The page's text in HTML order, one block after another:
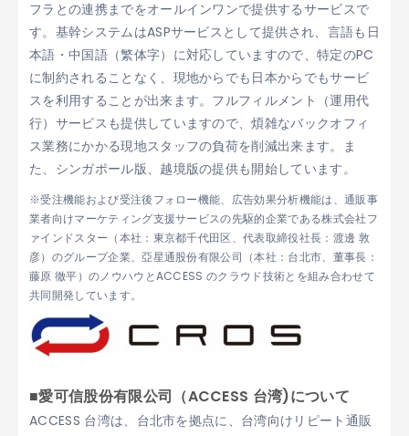
フラとの連携までをオールインワンで提供するサービスで
す。基幹システムはASPサービスとして提供され、言語も日
本語・中国語（繁体字）に対応していますので、特定のPC
に制約されることなく、現地からでも日本からでもサービ
スを利用することが出来ます。フルフィルメント（運用代
行）サービスも提供していますので、煩雑なバックオフィ
ス業務にかかる現地スタッフの負荷を削減出来ます。ま
た、シンガポール版、越境版の提供も開始しています。
※受注機能および受注後フォロー機能、広告効果分析機能は、通販事
業者向けマーケティング支援サービスの先駆的企業である株式会社フ
ァインドスター（本社：東京都千代田区、代表取締役社長：渡邊 敦
彦）のグループ企業、亞星通股份有限公司（本社：台北市、董事長：
藤原 徹平）のノウハウとACCESS のクラウド技術とを組み合わせて
共同開発しています。
■愛可信股份有限公司（ACCESS 台湾)について
ACCESS 台湾は、台北市を拠点に、台湾向けリピート通販